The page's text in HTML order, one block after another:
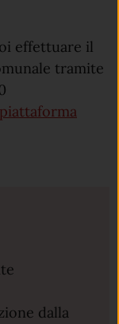
effettuare il
tramite
piattaforma
dalla